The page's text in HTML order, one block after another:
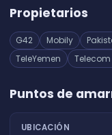
Propietarios
G42 Mobily
TeleYemen
Puntos de
UBICACIÓN